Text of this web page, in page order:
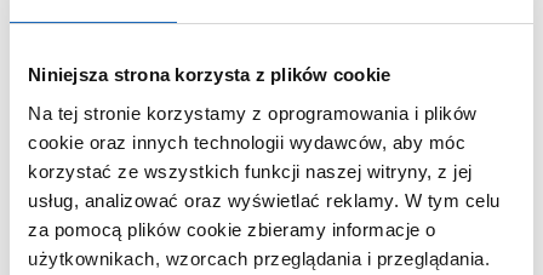
Niniejsza strona korzysta z plików cookie
Na tej stronie korzystamy z oprogramowania i plików
cookie oraz innych technologii wydawców, aby móc
korzystać ze wszystkich funkcji naszej witryny, z jej
usług, analizować oraz wyświetlać reklamy. W tym celu
za pomocą plików cookie zbieramy informacje o
użytkownikach, wzorcach przeglądania i przeglądania.
wylewka wannowa,
wąż prysznicowy,
przyłącze kątowe
Kolor
miedź
Kod EAN
5902539850260
Wymiary z
20 x 17 x 24 cm